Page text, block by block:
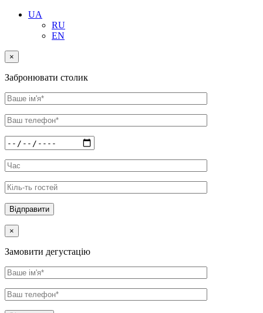
UA
RU
EN
×
Забронювати столик
×
Замовити дегустацію